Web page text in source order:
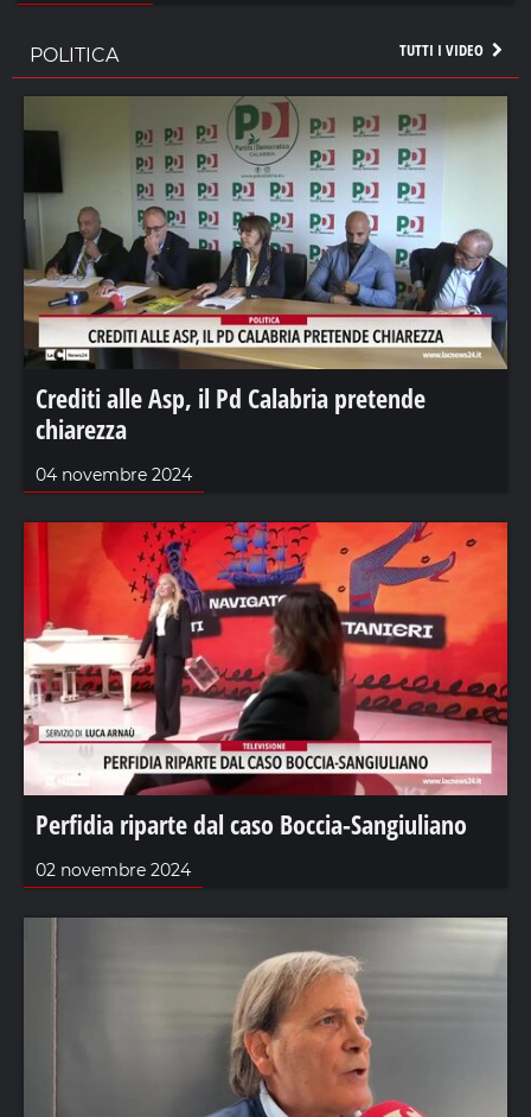
TUTTI I VIDEO
POLITICA
Crediti alle Asp, il Pd Calabria pretende
chiarezza
04 novembre 2024
Perfidia riparte dal caso Boccia-Sangiuliano
02 novembre 2024